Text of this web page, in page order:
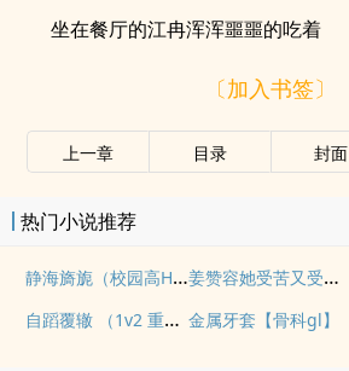
坐在餐厅的江冉浑浑噩噩的吃着
〔加入书签〕
上一章 目录 封面
热门小说推荐
静海旖旎（校园高H） 姜赞容她受苦又受难（NPH）
自蹈覆辙 （1v2 重生） 金属牙套【骨科gl】